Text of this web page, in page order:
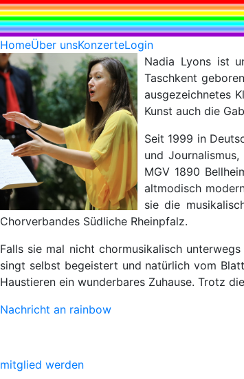
HomeÜber unsKonzerteLogin
Nadia Lyons ist
Taschkent
ausgezeichnetes
Kunst auch die
Seit 1999 in
und
MGV 1890
altmodisch
sie die
Chorverbandes Südliche Rheinpfalz.
Falls sie mal nicht chormusikalisch
singt selbst begeistert und natürlich vom
Haustieren ein wunderbares Zuhause. Trotz
Nachricht an rainbow
mitglied werden